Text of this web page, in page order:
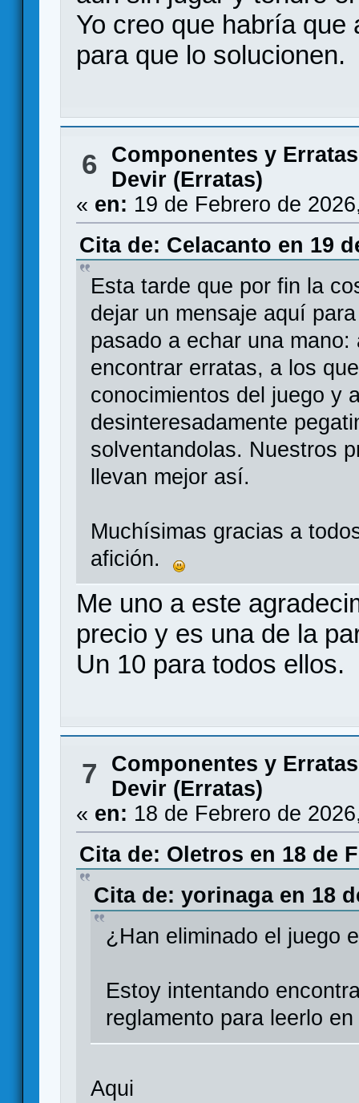
Yo creo que habría que
para que lo solucionen.
6 Componentes y Erratas
Devir (Erratas)
« en: 19 de Febrero de
Cita de: Celacanto en 19
Esta tarde que por fin la
dejar un mensaje aquí
pasado a echar una
encontrar erratas, a los
conocimientos del juego y
desinteresadamente
solventandolas. Nuestros
llevan mejor así.
Muchísimas gracias a
afición.
Me uno a este
precio y es una de la
Un 10 para todos ellos.
7 Componentes y Erratas
Devir (Erratas)
« en: 18 de Febrero de
Cita de: Oletros en 18 de
Cita de: yorinaga en 18
¿Han eliminado el juego
Estoy intentando
reglamento para leerlo
Aqui